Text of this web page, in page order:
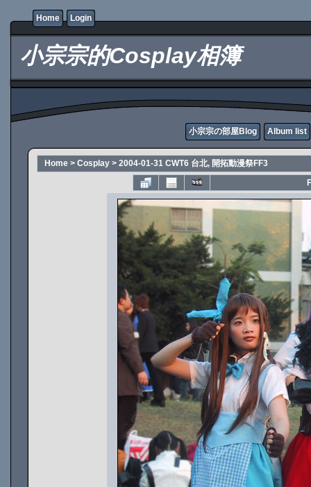
Home Login
小宗宗的Cosplay相簿
小宗宗の部屋Blog Album list
Home > Cosplay > 2004-01-31 CWT6 台北, 開拓動漫祭FF3